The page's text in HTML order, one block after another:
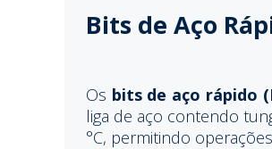
Bits de Aço
Os bits de aço rápido
liga de aço contendo
°C, permitindo